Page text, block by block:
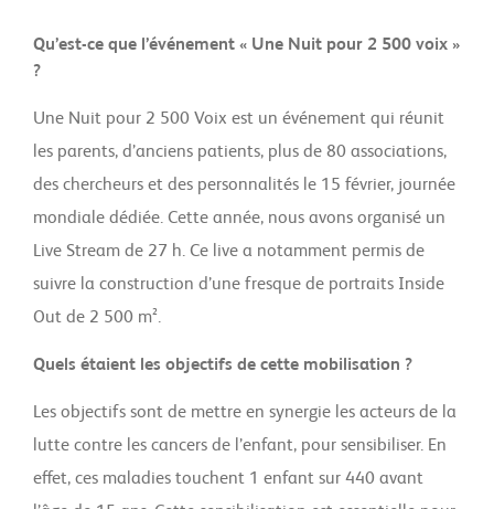
Qu’est-ce que l’événement « Une Nuit pour 2 500 voix »
?
Une Nuit pour 2 500 Voix est un événement qui réunit
les parents, d’anciens patients, plus de 80 associations,
des chercheurs et des personnalités le 15 février, journée
mondiale dédiée. Cette année, nous avons organisé un
Live Stream de 27 h. Ce live a notamment permis de
suivre la construction d’une fresque de portraits Inside
Out de 2 500 m².
Quels étaient les objectifs de cette mobilisation ?
Les objectifs sont de mettre en synergie les acteurs de la
lutte contre les cancers de l’enfant, pour sensibiliser. En
effet, ces maladies touchent 1 enfant sur 440 avant